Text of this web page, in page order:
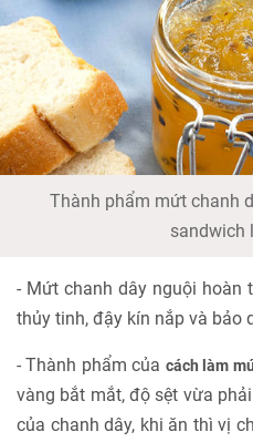
Thành phẩm mứt chanh
sandwich
- Mứt chanh dây nguội hoàn
thủy tinh, đậy kín nắp và bảo
- Thành phẩm của cách làm
vàng bắt mắt, độ sệt vừa
của chanh dây, khi ăn thì vị